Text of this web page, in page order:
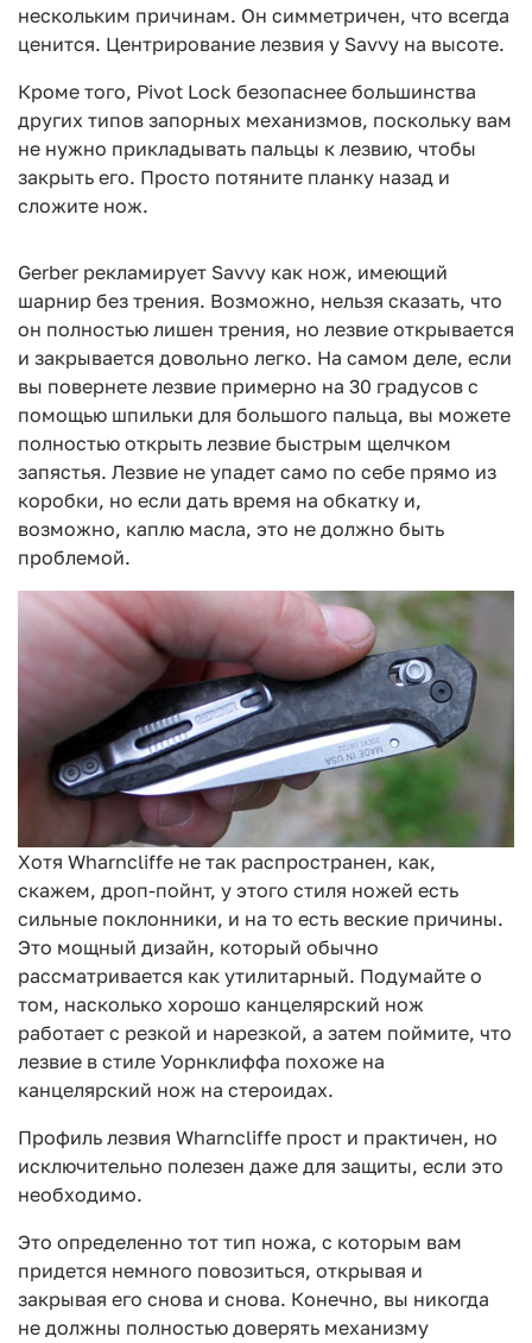
нескольким причинам. Он симметричен, что всегда
ценится. Центрирование лезвия у Savvy на высоте.
Кроме того, Pivot Lock безопаснее большинства
других типов запорных механизмов, поскольку вам
не нужно прикладывать пальцы к лезвию, чтобы
закрыть его. Просто потяните планку назад и
сложите нож.
Gerber рекламирует Savvy как нож, имеющий
шарнир без трения. Возможно, нельзя сказать, что
он полностью лишен трения, но лезвие открывается
и закрывается довольно легко. На самом деле, если
вы повернете лезвие примерно на 30 градусов с
помощью шпильки для большого пальца, вы можете
полностью открыть лезвие быстрым щелчком
запястья. Лезвие не упадет само по себе прямо из
коробки, но если дать время на обкатку и,
возможно, каплю масла, это не должно быть
проблемой.
Хотя Wharncliffe не так распространен, как,
скажем, дроп-пойнт, у этого стиля ножей есть
сильные поклонники, и на то есть веские причины.
Это мощный дизайн, который обычно
рассматривается как утилитарный. Подумайте о
том, насколько хорошо канцелярский нож
работает с резкой и нарезкой, а затем поймите, что
лезвие в стиле Уорнклиффа похоже на
канцелярский нож на стероидах.
Профиль лезвия Wharncliffe прост и практичен, но
исключительно полезен даже для защиты, если это
необходимо.
Это определенно тот тип ножа, с которым вам
придется немного повозиться, открывая и
закрывая его снова и снова. Конечно, вы никогда
не должны полностью доверять механизму